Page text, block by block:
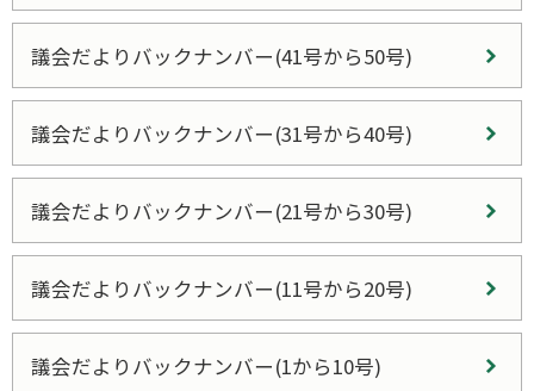
議会だよりバックナンバー(41号から50号)
議会だよりバックナンバー(31号から40号)
議会だよりバックナンバー(21号から30号)
議会だよりバックナンバー(11号から20号)
議会だよりバックナンバー(1から10号)